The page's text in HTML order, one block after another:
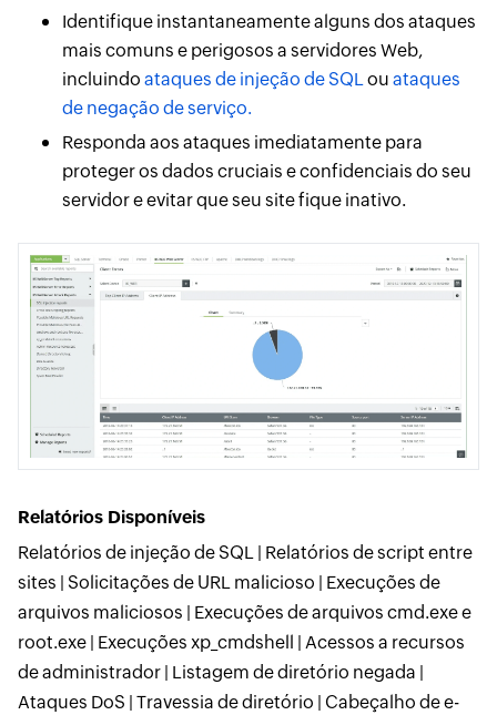
Identifique instantaneamente alguns dos ataques
mais comuns e perigosos a servidores Web,
incluindo ataques de injeção de SQLou ataques
de negação de serviço.
Responda aos ataques imediatamente para
proteger os dados cruciais e confidenciais do seu
servidor e evitar que seu site fique inativo.
Relatórios Disponíveis
Relatórios de injeção de SQL | Relatórios de script entre
sites | Solicitações de URL malicioso | Execuções de
arquivos maliciosos | Execuções de arquivos cmd.exe e
root.exe | Execuções xp_cmdshell | Acessos a recursos
de administrador | Listagem de diretório negada |
Ataques DoS | Travessia de diretório | Cabeçalho de e-